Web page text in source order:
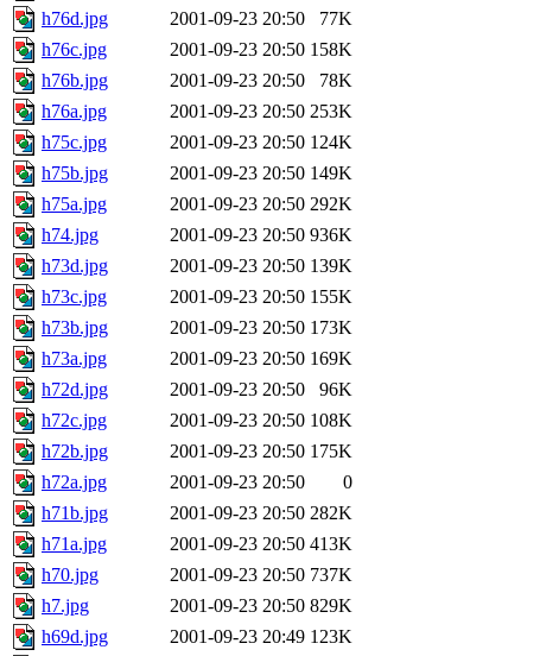
h76d.jpg
2001-09-23 20:50
77K
h76c.jpg
2001-09-23 20:50 158K
h76b.jpg
2001-09-23 20:50
78K
h76a.jpg
2001-09-23 20:50 253K
h75c.jpg
2001-09-23 20:50 124K
h75b.jpg
2001-09-23 20:50 149K
h75a.jpg
2001-09-23 20:50 292K
h74.jpg
2001-09-23 20:50 936K
h73d.jpg
2001-09-23 20:50 139K
h73c.jpg
2001-09-23 20:50 155K
h73b.jpg
2001-09-23 20:50 173K
h73a.jpg
2001-09-23 20:50 169K
h72d.jpg
2001-09-23 20:50
96K
h72c.jpg
2001-09-23 20:50 108K
h72b.jpg
2001-09-23 20:50 175K
h72a.jpg
2001-09-23 20:50
0
h71b.jpg
2001-09-23 20:50 282K
h71a.jpg
2001-09-23 20:50 413K
h70.jpg
2001-09-23 20:50 737K
h7.jpg
2001-09-23 20:50 829K
h69d.jpg
2001-09-23 20:49 123K